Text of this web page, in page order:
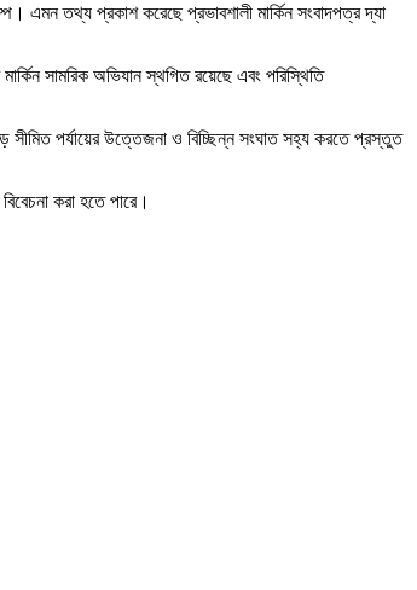
এমন তথ্য প্রকাশ করেছে প্রভাবশালী মার্কিন সংবাদপত্র দ্যা
মার্কিন সামরিক অভিযান স্থগিত রয়েছে এবং পরিস্থিতি
সীমিত পর্যায়ের উত্তেজনা ও বিচ্ছিন্ন সংঘাত সহ্য করতে প্রস্তুত
করা হতে পারে।